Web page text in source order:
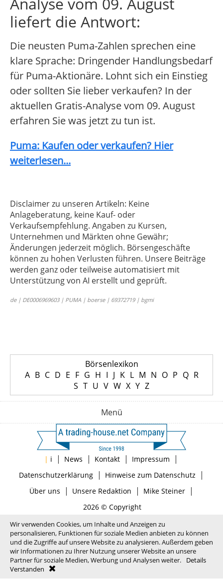
liefert die Antwort:
Die neusten Puma-Zahlen sprechen eine
klare Sprache: Dringender Handlungsbedarf
für Puma-Aktionäre. Lohnt sich ein Einstieg
oder sollten Sie lieber verkaufen? In der
aktuellen Gratis-Analyse vom 09. August
erfahren Sie was jetzt zu tun ist.
Puma: Kaufen oder verkaufen? Hier
weiterlesen...
Disclaimer zu unseren Artikeln: Keine
Anlageberatung, keine Kauf- oder
Verkaufsempfehlung. Angaben zu Kursen,
Unternehmen und Märkten ohne Gewähr;
Änderungen jederzeit möglich. Börsengeschäfte
können zu hohen Verlusten führen. Unsere Beiträge
werden ganz oder teilweise automatisiert mit
Unterstützung von AI erstellt und geprüft.
de | DE0006969603 | PUMA | boerse | 69372719 | bgmi
Börsenlexikon
A B C D E F G H I J K L M N O P Q R
S T U V W X Y Z
Menü
| i | News | Kontakt | Impressum |
Datenschutzerklärung| Hinweise zum Datenschutz |
Über uns | Unsere Redaktion | Mike Steiner|
2026 © Copyright
Wir verwenden Cookies, um Inhalte und Anzeigen zu
personalisieren, Funktionen für soziale Medien anbieten zu können
und die Zugriffe auf unsere Website zu analysieren. Außerdem geben
wir Informationen zu Ihrer Nutzung unserer Website an unsere
Partner für soziale Medien, Werbung und Analysen weiter.
Details
Verstanden